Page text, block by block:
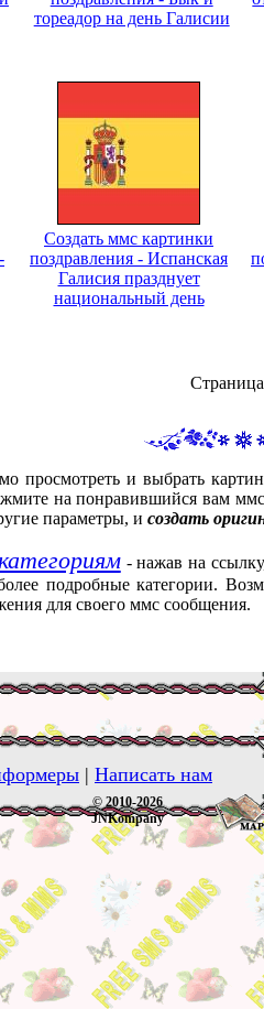
тореадор на день Галисии
Создать ммс картинки
поздравления - Испанская
Галисия празднует
национальный день
просмотреть и выбрать
на понравившийся вам
параметры, и создать
- нажав на
подробные категории.
для своего ммс сообщения.
| Написать нам
© 2010-2026
JNKompany